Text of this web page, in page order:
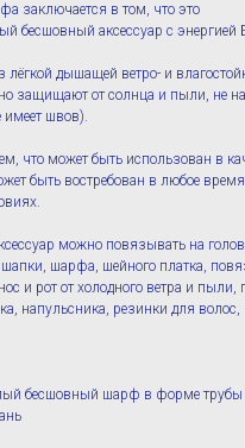
заключается в том, что это
бесшовный аксессуар с энергией
дышащей ветро- и
защищают от солнца и пыли, не
имеет швов).
что может быть использован в
быть востребован в любое
можно повязывать на
шарфа, шейного платка,
и рот от холодного ветра и пыли,
напульсника, резинки для волос,
бесшовный шарф в форме трубы